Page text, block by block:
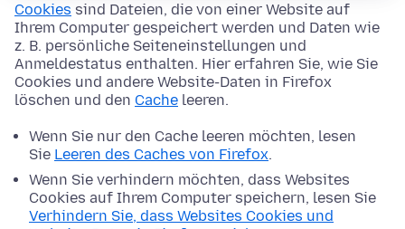
Cookies sind Dateien, die von einer Website auf
Ihrem Computer gespeichert werden und Daten wie
z. B. persönliche Seiteneinstellungen und
Anmeldestatus enthalten. Hier erfahren Sie, wie Sie
Cookies und andere Website-Daten in Firefox
löschen und den Cache leeren.
Wenn Sie nur den Cache leeren möchten, lesen
Sie Leeren des Caches von Firefox.
Wenn Sie verhindern möchten, dass Websites
Cookies auf Ihrem Computer speichern, lesen Sie
Verhindern Sie, dass Websites Cookies und